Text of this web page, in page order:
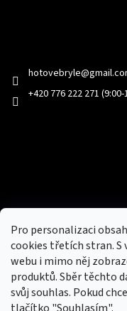
Pro personalizaci
cookies třetích stran. S
webu i mimo něj
produktů. Sběr těchto
svůj souhlas. Pokud
hotovebryle@
+420 776 222 271 (9:00-